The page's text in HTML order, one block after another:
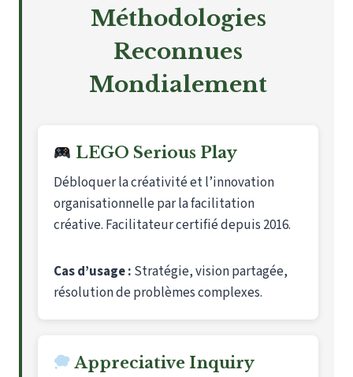
Méthodologies
Reconnues
Mondialement
LEGO Serious Play
Débloquer la créativité et l’innovation
organisationnelle par la facilitation
créative. Facilitateur certifié depuis 2016.
Cas d’usage : Stratégie, vision partagée,
résolution de problèmes complexes.
Appreciative Inquiry